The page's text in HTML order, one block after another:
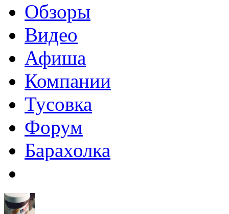
Обзоры
Видео
Афиша
Компании
Тусовка
Форум
Барахолка